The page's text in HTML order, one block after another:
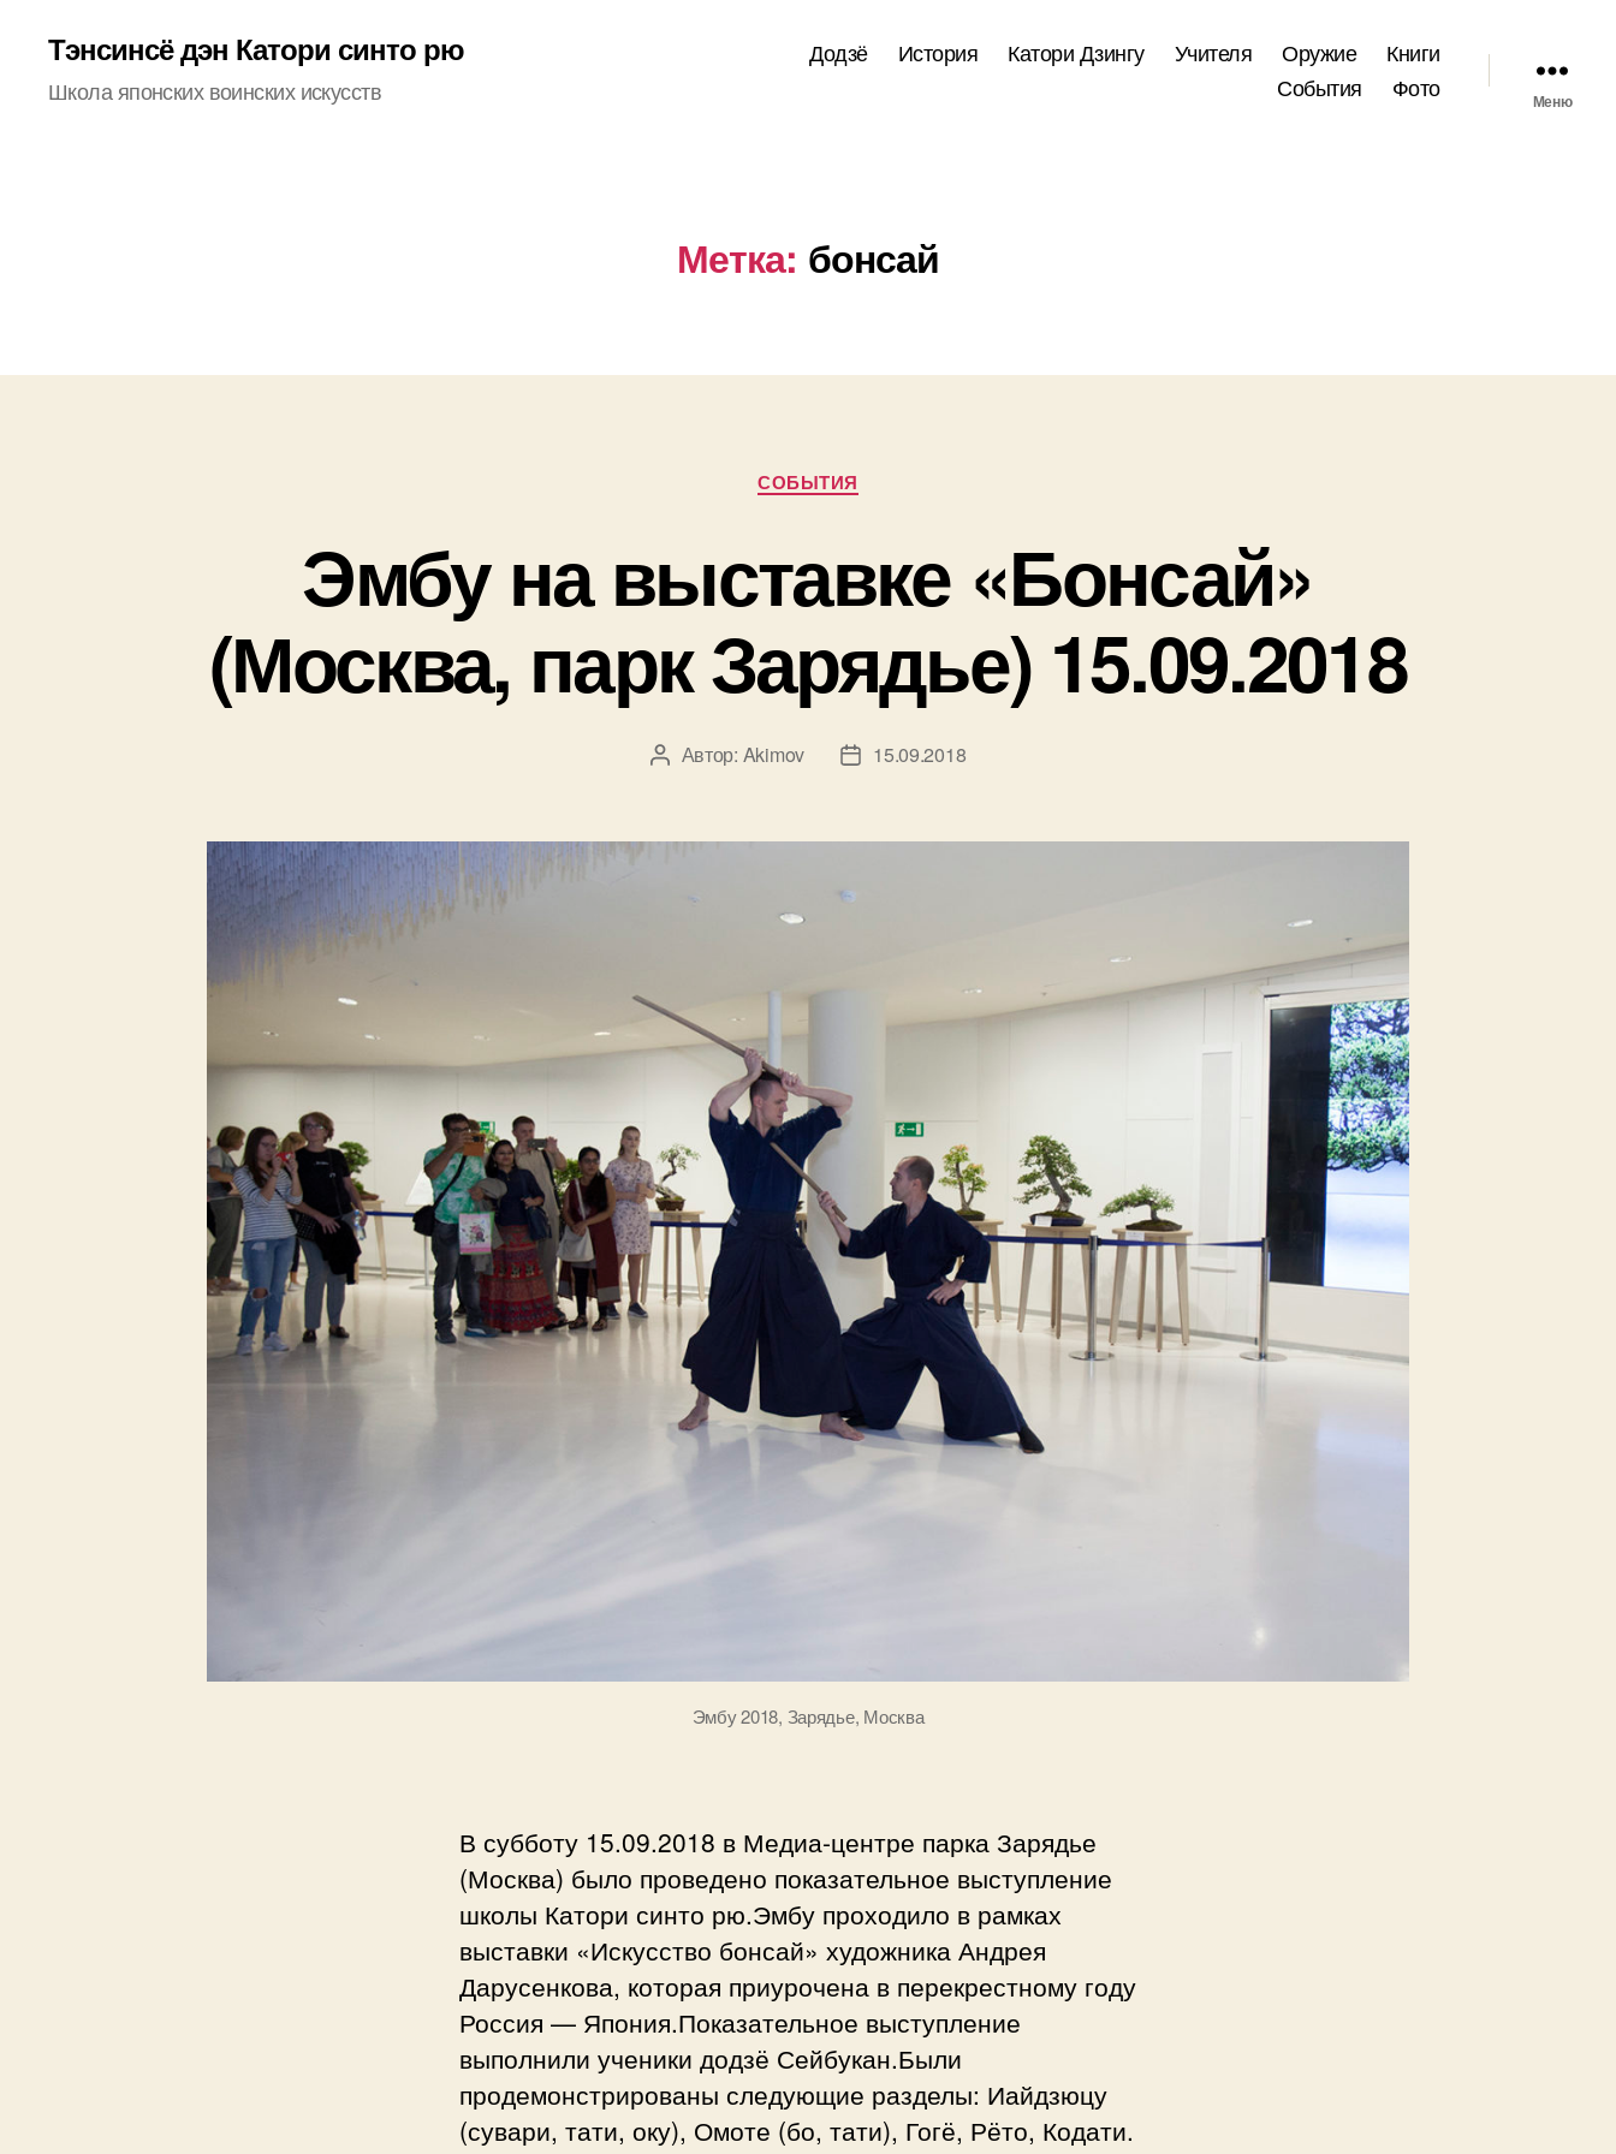
Тэнсинсё дэн Катори синто рю
Школа японских воинских искусств
Додзё История Катори Дзингу Учителя Оружие
Книги
События
Фото Меню
Метка: бонсай
Рубрики
СОБЫТИЯ
Эмбу на выставке «Бонсай»
(Москва, парк Зарядье) 15.09.2018
Автор
Автор: Akimov
Дата15.09.2018
Эмбу 2018, Зарядье, Москва
В субботу 15.09.2018 в Медиа-центре парка Зарядье
(Москва) было проведено показательное выступление
школы Катори синто рю.Эмбу проходило в рамках
выставки «Искусство бонсай» художника Андрея
Дарусенкова, которая приурочена в перекрестному году
Россия — Япония.Показательное выступление
выполнили ученики додзё Сейбукан.Были
продемонстрированы следующие разделы: Иайдзюцу
(сувари, тати, оку), Омоте (бо, тати), Гогё, Рёто, Кодати.